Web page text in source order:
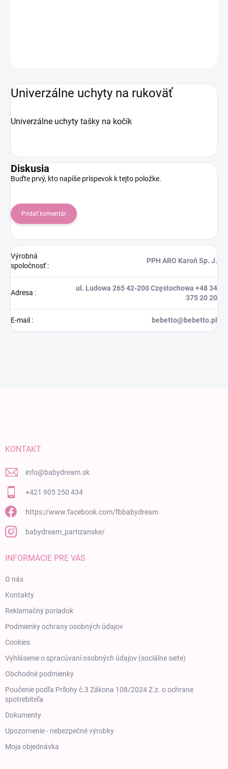
Univerzálne uchyty na rukoväť
Univerzálne uchyty tašky na kočík
Diskusia
Buďte prvý, kto napíše príspevok k tejto položke.
Pridať komentár
Výrobná
spoločnosť:
PPH ARO Karoń Sp. J.
Adresa :
ul. Ludowa 265 42-200 Częstochowa +48 34
375 20 20
E-mail : bebetto@bebetto.pl
KONTAKT
info@babydream.sk
+421 905 250 434
https://www.facebook.com/fbbabydream
babydream_partizanske/
INFORMÁCIE PRE VÁS
O nás
Kontakty
Reklamačný poriadok
Podmienky ochrany osobných údajov
Cookies
Vyhlásenie o spracúvaní osobných údajov (sociálne siete)
Obchodné podmienky
Poučenie podľa Prílohy č.3 Zákona 108/2024 Z.z. o ochrane
spotrebiteľa
Dokumenty
Upozornenie - nebezpečné výrobky
Moja objednávka